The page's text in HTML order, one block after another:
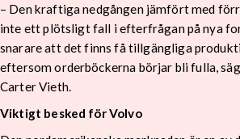
– Den kraftiga nedgången jämfört med
inte ett plötsligt fall i efterfrågan på nya
snarare att det finns få tillgängliga
eftersom orderböckerna börjar bli fulla,
Carter Vieth.
Viktigt besked för Volvo